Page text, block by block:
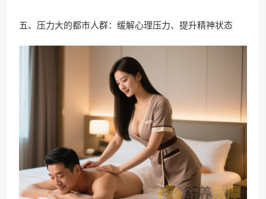
五、压力大的都市人群：缓解心理压力、提升精神状态